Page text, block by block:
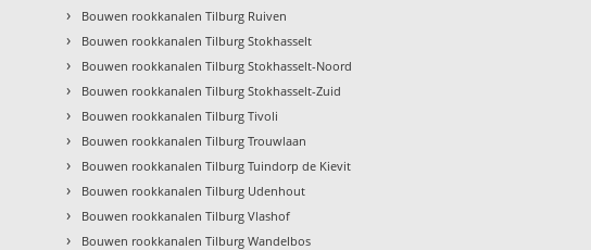
› Bouwen rookkanalen Tilburg Ruiven
› Bouwen rookkanalen Tilburg Stokhasselt
› Bouwen rookkanalen Tilburg Stokhasselt-Noord
› Bouwen rookkanalen Tilburg Stokhasselt-Zuid
› Bouwen rookkanalen Tilburg Tivoli
› Bouwen rookkanalen Tilburg Trouwlaan
› Bouwen rookkanalen Tilburg Tuindorp de Kievit
› Bouwen rookkanalen Tilburg Udenhout
› Bouwen rookkanalen Tilburg Vlashof
› Bouwen rookkanalen Tilburg Wandelbos